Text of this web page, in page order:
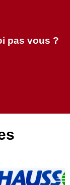
pas vous ?